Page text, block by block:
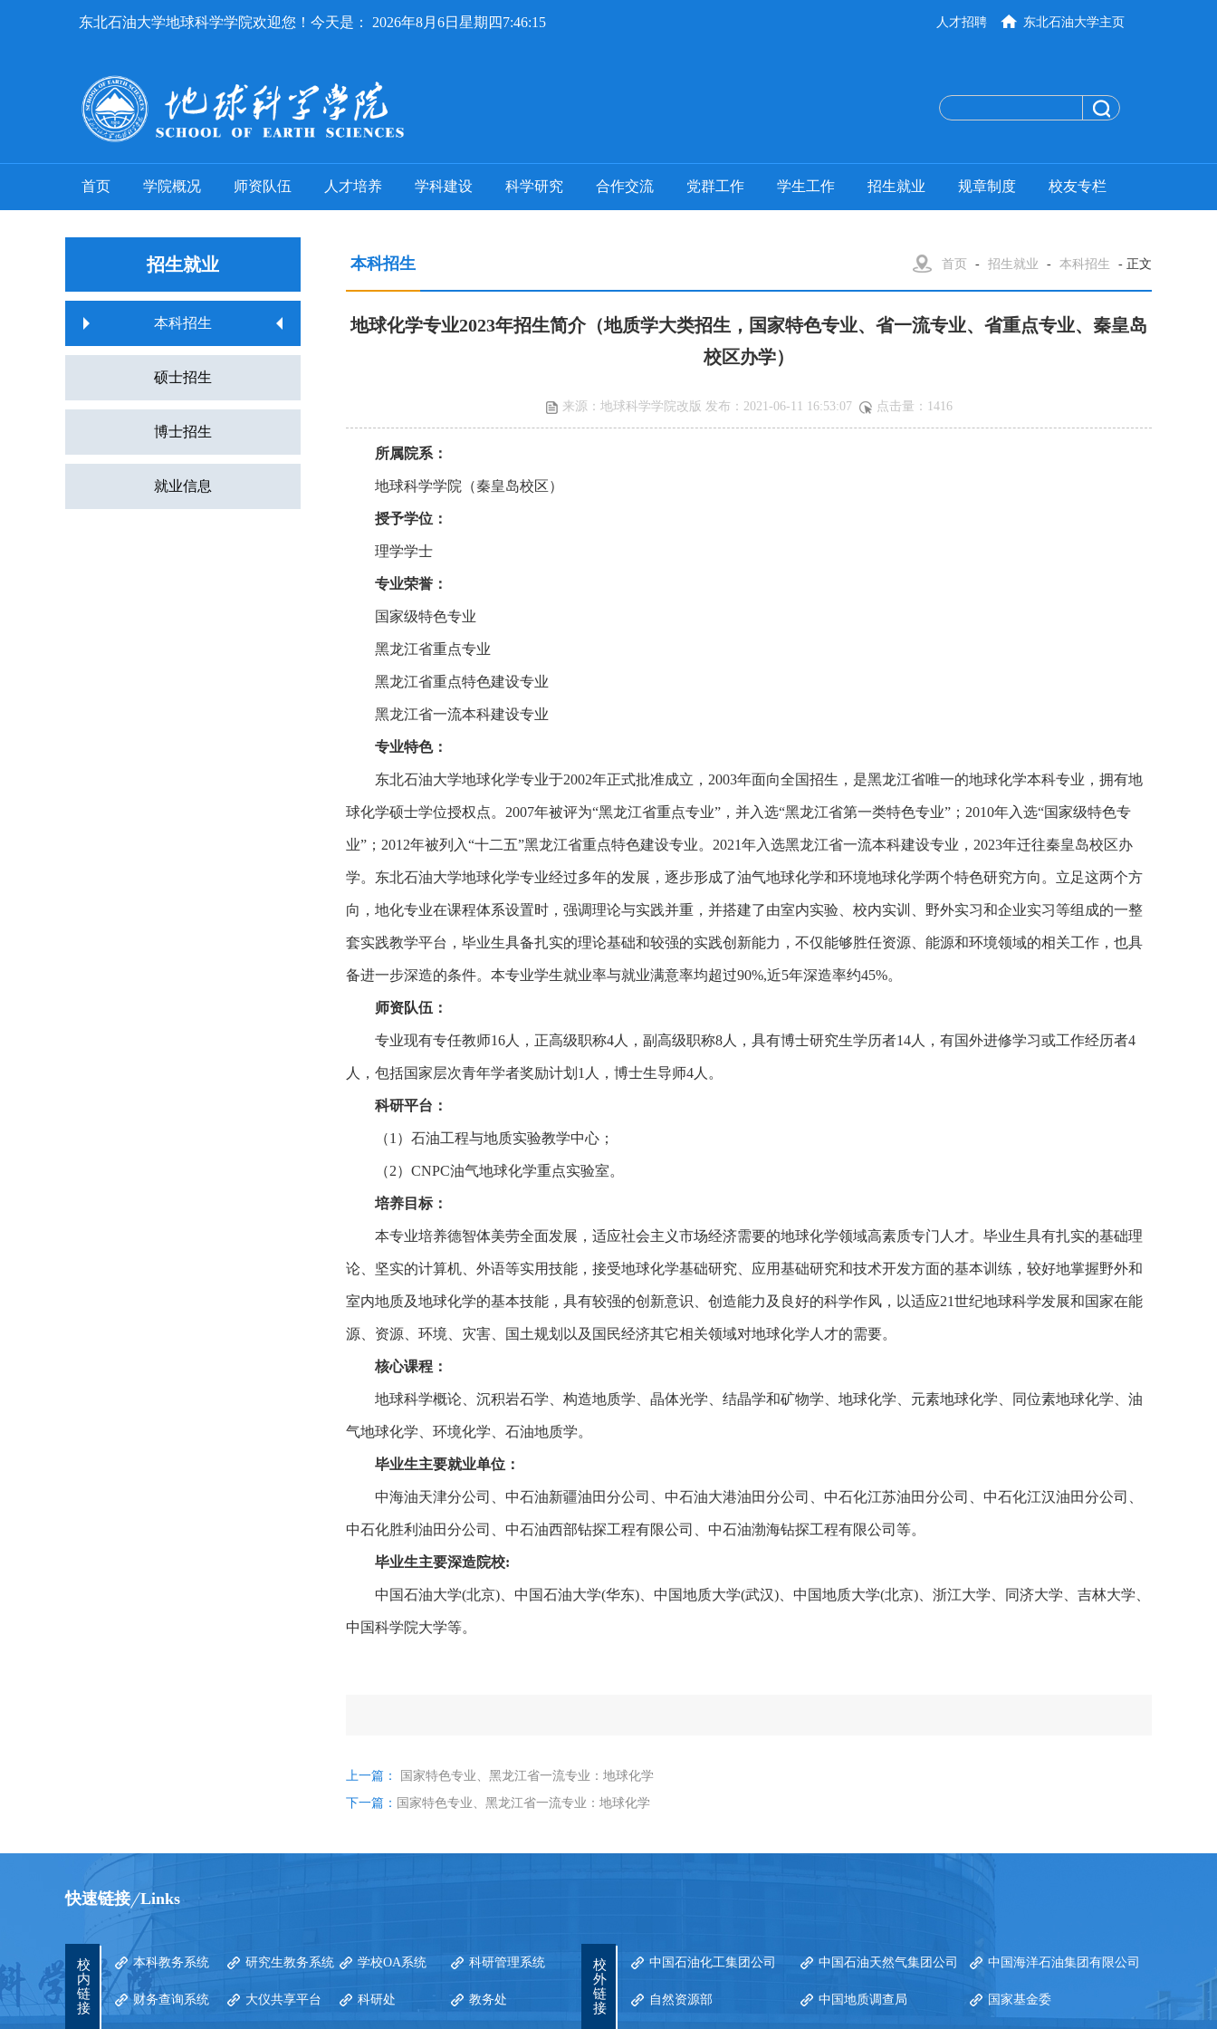
东北石油大学地球科学学院欢迎您！今天是： 2026年8月6日星期四7:46:15 东北石油大学主页
人才招聘
首页 学院概况 师资队伍 人才培养 学科建设 科学研究 合作交流 党群工作 学生工作 招生就业 规章制度 校友专栏
招生就业
本科招生
硕士招生
博士招生
就业信息
本科招生 首页 - 招生就业 - 本科招生 - 正文
地球化学专业2023年招生简介（地质学大类招生，国家特色专业、省一流专业、省重点专业、秦皇岛
校区办学）
来源：地球科学学院改版 发布：2021-06-11 16:53:07 点击量： 1416
所属院系：
地球科学学院（秦皇岛校区）
授予学位：
理学学士
专业荣誉：
国家级特色专业
黑龙江省重点专业
黑龙江省重点特色建设专业
黑龙江省一流本科建设专业
专业特色：
东北石油大学地球化学专业于2002年正式批准成立，2003年面向全国招生，是黑龙江省唯一的地球化学本科专业，拥有地
球化学硕士学位授权点。2007年被评为“黑龙江省重点专业”，并入选“黑龙江省第一类特色专业”；2010年入选“国家级特色专
业”；2012年被列入“十二五”黑龙江省重点特色建设专业。2021年入选黑龙江省一流本科建设专业，2023年迁往秦皇岛校区办
学。东北石油大学地球化学专业经过多年的发展，逐步形成了油气地球化学和环境地球化学两个特色研究方向。立足这两个方
向，地化专业在课程体系设置时，强调理论与实践并重，并搭建了由室内实验、校内实训、野外实习和企业实习等组成的一整
套实践教学平台，毕业生具备扎实的理论基础和较强的实践创新能力，不仅能够胜任资源、能源和环境领域的相关工作，也具
备进一步深造的条件。 本专业学生就业率与就业满意率均超过90%,近5年深造率约45%。
师资队伍：
专业现有专任教师16人，正高级职称4人，副高级职称8人，具有博士研究生学历者14人，有国外进修学习或工作经历者4
人，包括国家层次青年学者奖励计划 1人，博士生导师4人。
科研平台：
（1）石油工程与地质实验教学中心；
（2）CNPC油气地球化学重点实验室。
培养目标：
本专业培养德智体美劳全面发展，适应社会主义市场经济需要的地球化学领域高素质专门人才。毕业生具有扎实的基础理
论、坚实的计算机、外语等实用技能，接受地球化学基础研究、应用基础研究和技术开发方面的基本训练，较好地掌握野外和
室内地质及地球化学的基本技能，具有较强的创新意识、创造能力及良好的科学作风，以适应21世纪地球科学发展和国家在能
源、资源、环境、灾害、国土规划以及国民经济其它相关领域对地球化学人才的需要。
核心课程：
地球科学概论、沉积岩石学、构造地质学、晶体光学、结晶学和矿物学、地球化学、元素地球化学、同位素地球化学、油
气地球化学、环境化学、石油地质学。
毕业生主要就业单位：
中海油天津分公司、中石油新疆油田分公司、中石油大港油田分公司、中石化江苏油田分公司、中石化江汉油田分公司、
中石化胜利油田分公司、中石油西部钻探工程有限公司、中石油渤海钻探工程有限公司等。
毕业生主要深造院校:
中国石油大学(北京)、中国石油大学(华东)、中国地质大学(武汉)、中国地质大学(北京)、浙江大学、同济大学、吉林大学、
中国科学院大学等。
上一篇：
国家特色专业、黑龙江省一流专业：地球化学
下一篇： 国家特色专业、黑龙江省一流专业：地球化学
快速链接 Links
校
内
链
接
本科教务系统 研究生教务系统 学校OA系统 科研管理系统
财务查询系统 大仪共享平台 科研处 教务处
校
外
链
接
中国石油化工集团公司 中国石油天然气集团公司 中国海洋石油集团有限公司
自然资源部 中国地质调查局 国家基金委